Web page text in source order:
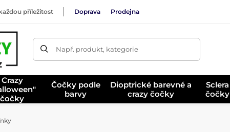
příležitost Doprava Prodejna
Např. produkt, kategorie
Crazy
čočky
Čočky podle
barvy
Dioptrické barevné a
crazy čočky
Sclera
čočky